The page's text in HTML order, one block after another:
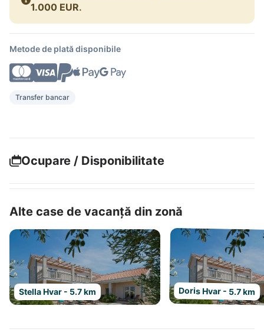
1.000 EUR.
Metode de plată disponibile
Transfer bancar
Ocupare / Disponibilitate
Alte case de vacanță din zonă
Stella Hvar - 5.7 km Doris Hvar - 5.7 km